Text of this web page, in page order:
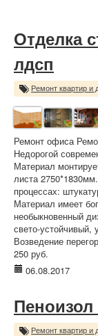
Отделка
лдсп
Ремонт квартир и
Ремонт офиса
Недорогой
Материал
листа
процессах:
Материал имеет
необыкновенный
свето-устойчивый,
Возведение
250 руб.
06.08.2017
Пеноизол
Ремонт квартир и